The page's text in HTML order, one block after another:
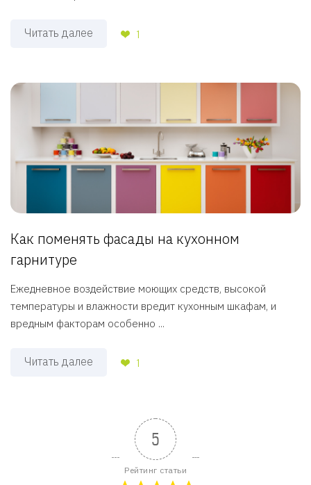
Читать далее 1
Как поменять фасады на кухонном
гарнитуре
Ежедневное воздействие моющих средств, высокой
температуры и влажности вредит кухонным шкафам, и
вредным факторам особенно ...
Читать далее 1
5
Рейтинг статьи